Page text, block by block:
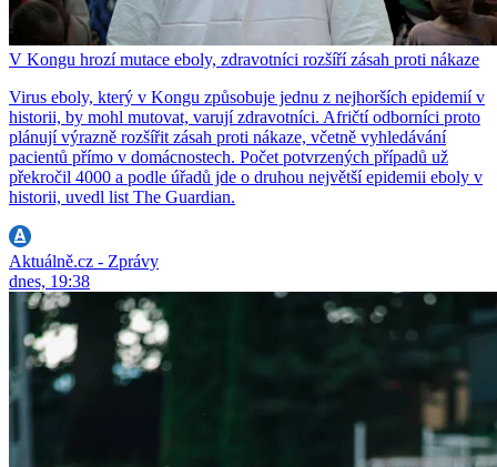
V Kongu hrozí mutace eboly, zdravotníci rozšíří zásah proti nákaze
Virus eboly, který v Kongu způsobuje jednu z nejhorších epidemií v
historii, by mohl mutovat, varují zdravotníci. Afričtí odborníci proto
plánují výrazně rozšířit zásah proti nákaze, včetně vyhledávání
pacientů přímo v domácnostech. Počet potvrzených případů už
překročil 4000 a podle úřadů jde o druhou největší epidemii eboly v
historii, uvedl list The Guardian.
Aktuálně.cz - Zprávy
dnes, 19:38